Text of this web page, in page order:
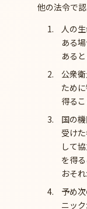
他の法令で
人の
ある
ある
公衆
ため
得る
国の
受け
して
を得
おそ
予め
ニッ